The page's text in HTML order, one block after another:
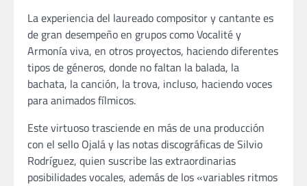
La experiencia del laureado compositor y cantante es
de gran desempeño en grupos como Vocalité y
Armonía viva, en otros proyectos, haciendo diferentes
tipos de géneros, donde no faltan la balada, la
bachata, la canción, la trova, incluso, haciendo voces
para animados fílmicos.
Este virtuoso trasciende en más de una producción
con el sello Ojalá y las notas discográficas de Silvio
Rodríguez, quien suscribe las extraordinarias
posibilidades vocales, además de los «variables ritmos